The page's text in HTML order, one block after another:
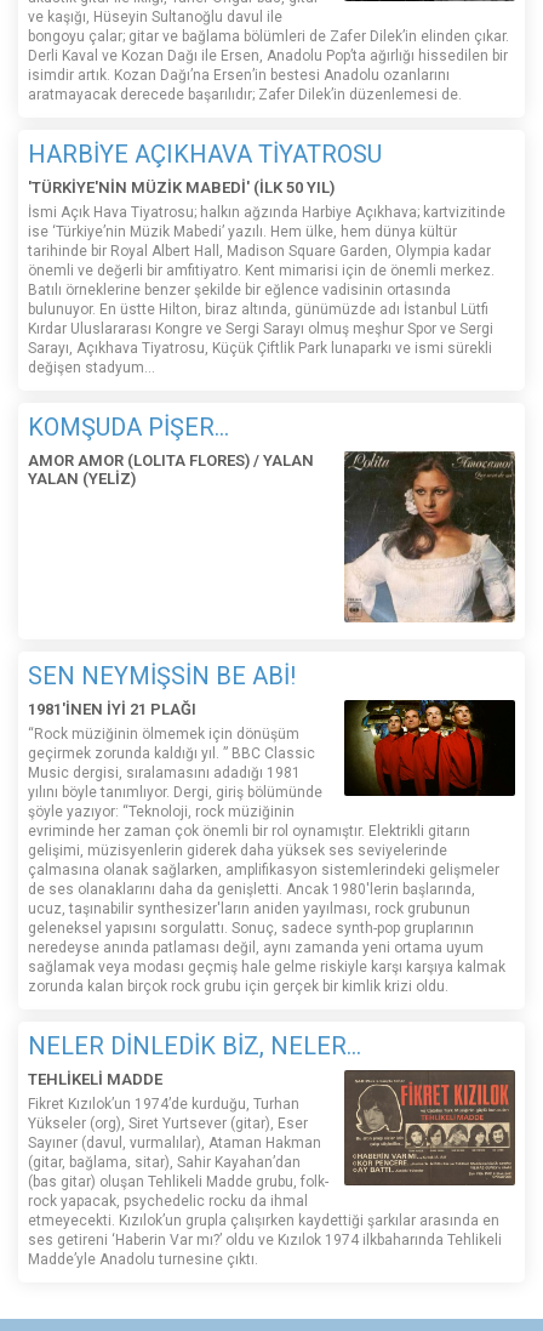
ve kaşığı, Hüseyin Sultanoğlu davul ile
bongoyu çalar; gitar ve bağlama bölümleri de Zafer Dilek’in elinden çıkar.
Derli Kaval ve Kozan Dağı ile Ersen, Anadolu Pop’ta ağırlığı hissedilen bir
isimdir artık. Kozan Dağı’na Ersen’in bestesi Anadolu ozanlarını
aratmayacak derecede başarılıdır; Zafer Dilek’in düzenlemesi de.
HARBİYE AÇIKHAVA TİYATROSU
'TÜRKİYE'NİN MÜZİK MABEDİ' (İLK 50 YIL)
İsmi Açık Hava Tiyatrosu; halkın ağzında Harbiye Açıkhava; kartvizitinde
ise ‘Türkiye’nin Müzik Mabedi’ yazılı. Hem ülke, hem dünya kültür
tarihinde bir Royal Albert Hall, Madison Square Garden, Olympia kadar
önemli ve değerli bir amfitiyatro. Kent mimarisi için de önemli merkez.
Batılı örneklerine benzer şekilde bir eğlence vadisinin ortasında
bulunuyor. En üstte Hilton, biraz altında, günümüzde adı İstanbul Lütfi
Kırdar Uluslararası Kongre ve Sergi Sarayı olmuş meşhur Spor ve Sergi
Sarayı, Açıkhava Tiyatrosu, Küçük Çiftlik Park lunaparkı ve ismi sürekli
değişen stadyum…
KOMŞUDA PİŞER...
AMOR AMOR (LOLITA FLORES) / YALAN
YALAN (YELİZ)
SEN NEYMİŞSİN BE ABİ!
1981'İNEN İYİ 21 PLAĞI
“Rock müziğinin ölmemek için dönüşüm
geçirmek zorunda kaldığı yıl. ” BBC Classic
Music dergisi, sıralamasını adadığı 1981
yılını böyle tanımlıyor. Dergi, giriş bölümünde
şöyle yazıyor: “Teknoloji, rock müziğinin
evriminde her zaman çok önemli bir rol oynamıştır. Elektrikli gitarın
gelişimi, müzisyenlerin giderek daha yüksek ses seviyelerinde
çalmasına olanak sağlarken, amplifikasyon sistemlerindeki gelişmeler
de ses olanaklarını daha da genişletti. Ancak 1980'lerin başlarında,
ucuz, taşınabilir synthesizer'ların aniden yayılması, rock grubunun
geleneksel yapısını sorgulattı. Sonuç, sadece synth-pop gruplarının
neredeyse anında patlaması değil, aynı zamanda yeni ortama uyum
sağlamak veya modası geçmiş hale gelme riskiyle karşı karşıya kalmak
zorunda kalan birçok rock grubu için gerçek bir kimlik krizi oldu.
NELER DİNLEDİK BİZ, NELER...
TEHLİKELİ MADDE
Fikret Kızılok’un 1974’de kurduğu, Turhan
Yükseler (org), Siret Yurtsever (gitar), Eser
Sayıner (davul, vurmalılar), Ataman Hakman
(gitar, bağlama, sitar), Sahir Kayahan’dan
(bas gitar) oluşan Tehlikeli Madde grubu, folk-
rock yapacak, psychedelic rocku da ihmal
etmeyecekti. Kızılok’un grupla çalışırken kaydettiği şarkılar arasında en
ses getireni ‘Haberin Var mı?’ oldu ve Kızılok 1974 ilkbaharında Tehlikeli
Madde’yle Anadolu turnesine çıktı.